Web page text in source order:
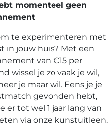
momenteel geen
te experimenteren met
in jouw huis? Met een
van €15 per
wissel je zo vaak je wil,
je maar wil. Eens je je
gevonden hebt,
er tot wel 1 jaar lang van
via onze kunstuitleen.